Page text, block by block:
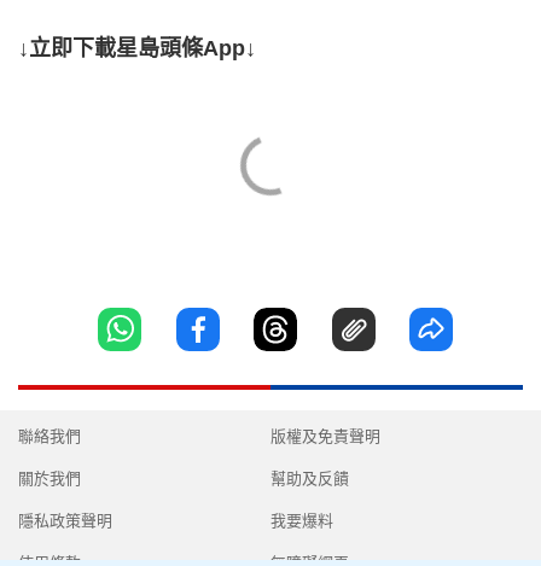
↓立即下載星島頭條App↓
聯絡我們
關於我們
隱私政策聲明
版權及免責聲明
幫助及反饋
我要爆料